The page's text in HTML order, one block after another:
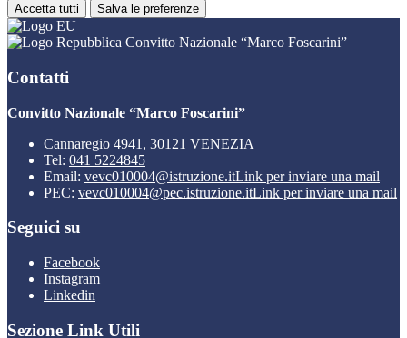
Accetta tutti Salva le preferenze
Convitto Nazionale “Marco Foscarini”
Contatti
Convitto Nazionale “Marco Foscarini”
Cannaregio 4941, 30121 VENEZIA
Tel: 041 5224845
Email: vevc010004@istruzione.itLink per inviare una mail
PEC: vevc010004@pec.istruzione.itLink per inviare una mail
Seguici su
Facebook
Instagram
Linkedin
Sezione Link Utili